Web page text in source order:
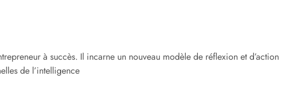
à succès. Il incarne un nouveau modèle de réflexion et d’action
de l’intelligence